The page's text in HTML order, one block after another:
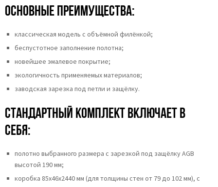
Основные преимущества:
классическая модель с объёмной филёнкой;
беспустотное заполнение полотна;
новейшее эмалевое покрытие;
экологичность применяемых материалов;
заводская зарезка под петли и защёлку.
Стандартный комплект включает в
себя:
полотно выбранного размера с зарезкой под защёлку AGB
высотой 190 мм;
коробка 85x46x2440 мм (для толщины стен от 79 до 102 мм), с